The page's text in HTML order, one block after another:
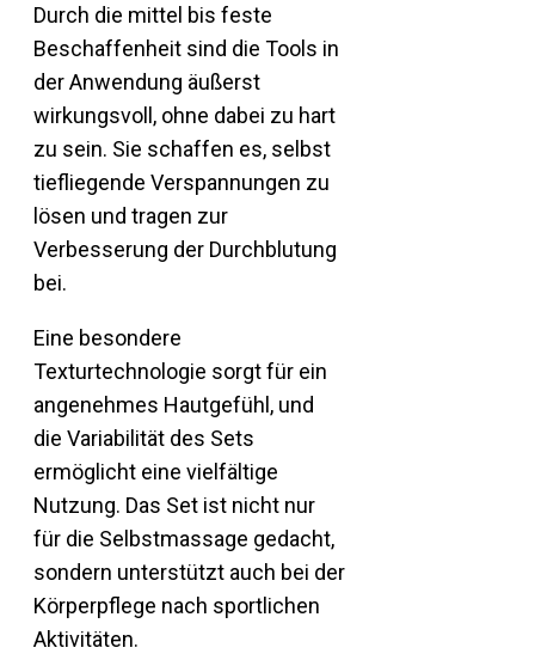
Durch die mittel bis feste
Beschaffenheit sind die Tools in
der Anwendung äußerst
wirkungsvoll, ohne dabei zu hart
zu sein. Sie schaffen es, selbst
tiefliegende Verspannungen zu
lösen und tragen zur
Verbesserung der Durchblutung
bei.
Eine besondere
Texturtechnologie sorgt für ein
angenehmes Hautgefühl, und
die Variabilität des Sets
ermöglicht eine vielfältige
Nutzung. Das Set ist nicht nur
für die Selbstmassage gedacht,
sondern unterstützt auch bei der
Körperpflege nach sportlichen
Aktivitäten.